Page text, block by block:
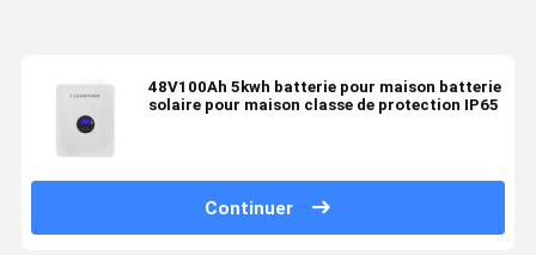
48V100Ah 5kwh batterie pour maison batterie
solaire pour maison classe de protection IP65
Continuer